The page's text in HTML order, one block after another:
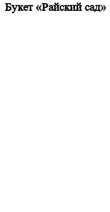
Букет «Райский сад»